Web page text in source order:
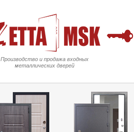
Производство и продажа входных
металлических дверей